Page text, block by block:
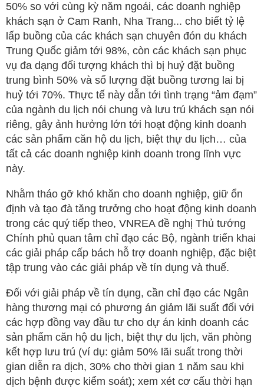
50% so với cùng kỳ năm ngoái, các doanh nghiệp
khách sạn ở Cam Ranh, Nha Trang... cho biết tỷ lệ
lấp buồng của các khách sạn chuyên đón du khách
Trung Quốc giảm tới 98%, còn các khách sạn phục
vụ đa dạng đối tượng khách thì bị huỷ đặt buồng
trung bình 50% và số lượng đặt buồng tương lai bị
huỷ tới 70%. Thực tế này dẫn tới tình trạng “ảm đạm”
của ngành du lịch nói chung và lưu trú khách sạn nói
riêng, gây ảnh hưởng lớn tới hoạt động kinh doanh
các sản phẩm căn hộ du lịch, biệt thự du lịch… của
tất cả các doanh nghiệp kinh doanh trong lĩnh vực
này.
Nhằm tháo gỡ khó khăn cho doanh nghiệp, giữ ổn
định và tạo đà tăng trưởng cho hoạt động kinh doanh
trong các quý tiếp theo, VNREA đề nghị Thủ tướng
Chính phủ quan tâm chỉ đạo các Bộ, ngành triển khai
các giải pháp cấp bách hỗ trợ doanh nghiệp, đặc biệt
tập trung vào các giải pháp về tín dụng và thuế.
Đối với giải pháp về tín dụng, cần chỉ đạo các Ngân
hàng thương mại có phương án giảm lãi suất đối với
các hợp đồng vay đầu tư cho dự án kinh doanh các
sản phẩm căn hộ du lịch, biệt thự du lịch, văn phòng
kết hợp lưu trú (ví dụ: giảm 50% lãi suất trong thời
gian diễn ra dịch, 30% cho thời gian 1 năm sau khi
dịch bệnh được kiểm soát); xem xét cơ cấu thời hạn